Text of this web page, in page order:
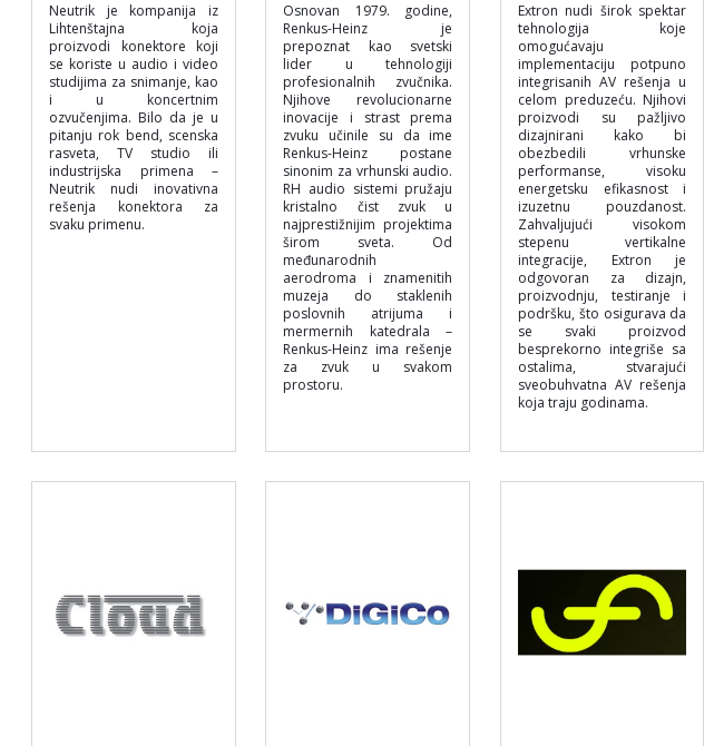
Neutrik je kompanija iz
Lihtenštajna koja
proizvodi konektore koji
se koriste u audio i video
studijima za snimanje, kao
i u koncertnim
ozvučenjima. Bilo da je u
pitanju rok bend, scenska
rasveta, TV studio ili
industrijska primena –
Neutrik nudi inovativna
rešenja konektora za
svaku primenu.
Osnovan 1979. godine,
Renkus-Heinz je
prepoznat kao svetski
lider u tehnologiji
profesionalnih zvučnika.
Njihove revolucionarne
inovacije i strast prema
zvuku učinile su da ime
Renkus-Heinz postane
sinonim za vrhunski audio.
RH audio sistemi pružaju
kristalno čist zvuk u
najprestižnijim projektima
širom sveta. Od
međunarodnih
aerodroma i znamenitih
muzeja do staklenih
poslovnih atrijuma i
mermernih katedrala –
Renkus-Heinz ima rešenje
za zvuk u svakom
prostoru.
Extron nudi širok spektar
tehnologija koje
omogućavaju
implementaciju potpuno
integrisanih AV rešenja u
celom preduzeću. Njihovi
proizvodi su pažljivo
dizajnirani kako bi
obezbedili vrhunske
performanse, visoku
energetsku efikasnost i
izuzetnu pouzdanost.
Zahvaljujući visokom
stepenu vertikalne
integracije, Extron je
odgovoran za dizajn,
proizvodnju, testiranje i
podršku, što osigurava da
se svaki proizvod
besprekorno integriše sa
ostalima, stvarajući
sveobuhvatna AV rešenja
koja traju godinama.